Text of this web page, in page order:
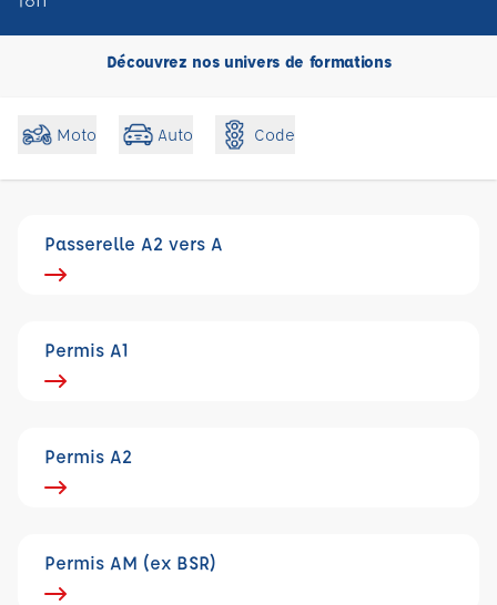
Découvrez nos univers de formations
Moto Auto Code
Passerelle A2 vers A
Permis A1
Permis A2
Permis AM (ex BSR)